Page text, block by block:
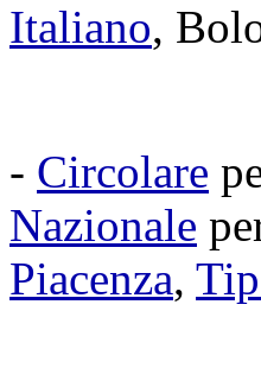
Italiano,
- Circolare
Nazionale
Piacenza,